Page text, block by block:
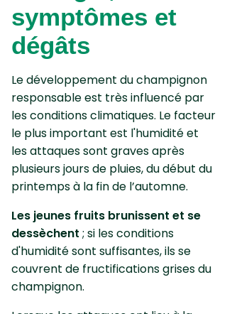
symptômes et
dégâts
Le développement du champignon
responsable est très influencé par
les conditions climatiques. Le facteur
le plus important est l'humidité et
les attaques sont graves après
plusieurs jours de pluies, du début du
printemps à la fin de l’automne.
Les jeunes fruits brunissent et se
dessèchent ; si les conditions
d'humi­dité sont suffisantes, ils se
couvrent de fructifications grises du
champignon.